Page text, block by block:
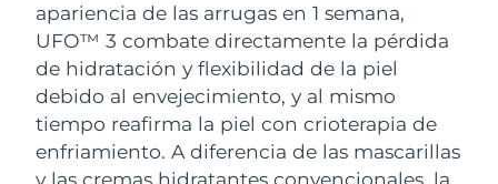
apariencia de las arrugas en 1 semana,
UFO™ 3 combate directamente la pérdida
de hidratación y flexibilidad de la piel
debido al envejecimiento, y al mismo
tiempo reafirma la piel con crioterapia de
enfriamiento. A diferencia de las mascarillas
y las cremas hidratantes convencionales, la
LUNA™ 4 Men
For men, anti-aging massage
BEAR™ 2 eyes & lips
Microcurrent line smoothing device
Deep facial hydration
UFO™ 3 LED
Near-infrared and red light therapy
device
Hybrid silicone sonic toothbrush
issa™ 4 plus
Smart hybrid silicone sonic toothbrush
TRATAMIENTO ANTIEDAD FAQ™
Antiedad Tratamientos LED
NEW
Bulgaria Entrega prevista8/9/26
Canadá Entrega prevista
Chile Entrega prevista